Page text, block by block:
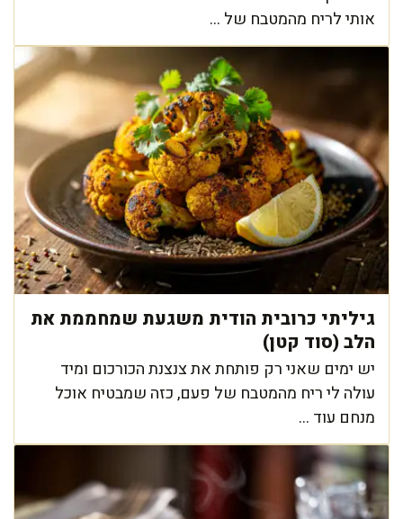
אותי לריח מהמטבח של ...
גיליתי כרובית הודית משגעת שמחממת את
הלב (סוד קטן)
יש ימים שאני רק פותחת את צנצנת הכורכום ומיד
עולה לי ריח מהמטבח של פעם, כזה שמבטיח אוכל
מנחם עוד ...